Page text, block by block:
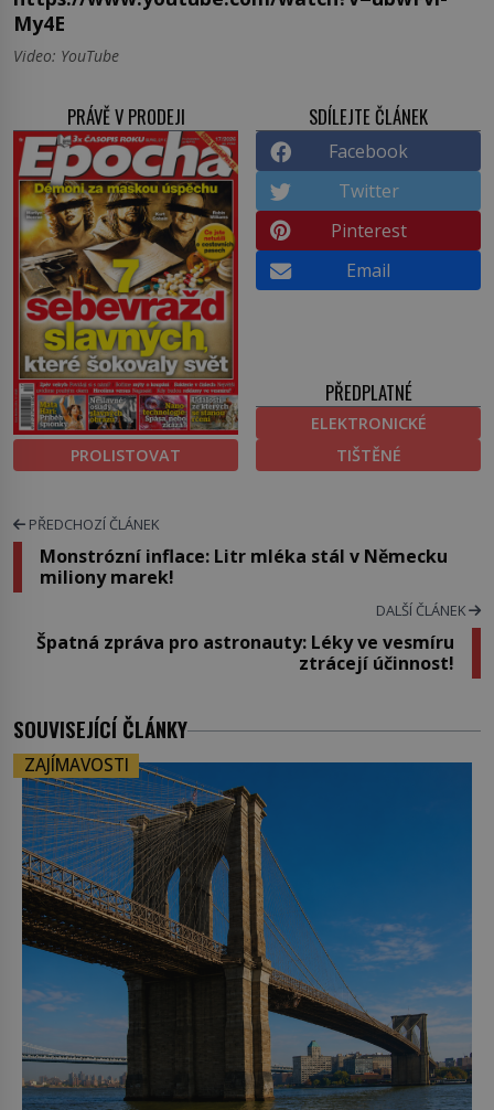
My4E
Video: YouTube
PRÁVĚ V PRODEJI
PROLISTOVAT
SDÍLEJTE ČLÁNEK
Facebook
Twitter
Pinterest
Email
PŘEDPLATNÉ
ELEKTRONICKÉ
TIŠTĚNÉ
PŘEDCHOZÍ ČLÁNEK
Monstrózní inflace: Litr mléka stál v Německu
miliony marek!
DALŠÍ ČLÁNEK
Špatná zpráva pro astronauty: Léky ve vesmíru
ztrácejí účinnost!
SOUVISEJÍCÍ ČLÁNKY
ZAJÍMAVOSTI